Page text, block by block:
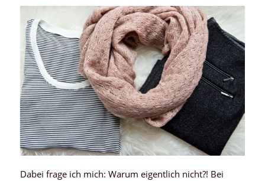
Dabei frage ich mich: Warum eigentlich nicht?! Bei